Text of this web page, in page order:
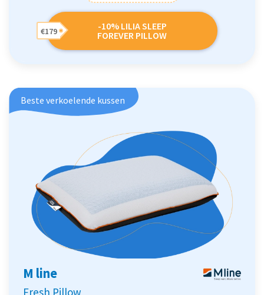
-10% LILIA SLEEP
FOREVER PILLOW
€179
Beste verkoelende kussen
M line